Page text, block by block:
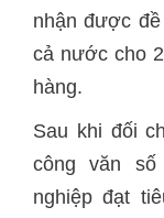
nhận được
cả nước cho
hàng.
Sau khi đối
công văn số
nghiệp đạt